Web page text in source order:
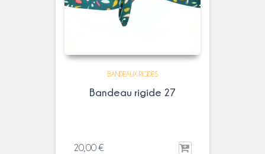
BANDEAUX RIGIDES
Bandeau rigide 27
20,00€